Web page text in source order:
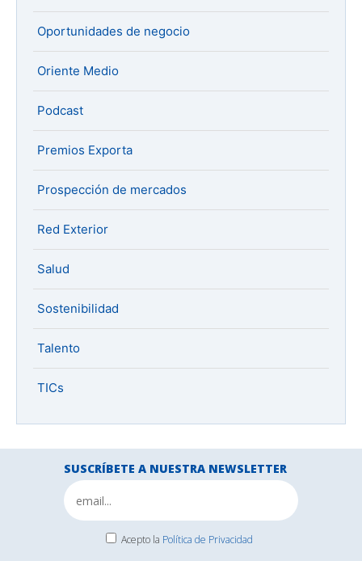
Oportunidades de negocio
Oriente Medio
Podcast
Premios Exporta
Prospección de mercados
Red Exterior
Salud
Sostenibilidad
Talento
TICs
SUSCRÍBETE A NUESTRA NEWSLETTER
Acepto la Política de Privacidad